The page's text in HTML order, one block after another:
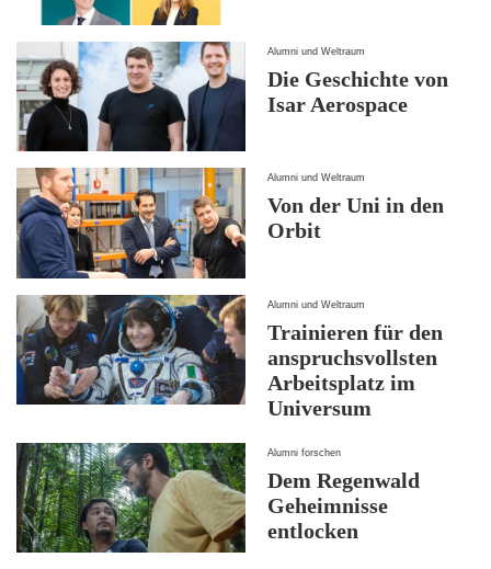
Alumni und Weltraum
Die Geschichte von
Isar Aerospace
Alumni und Weltraum
Von der Uni in den
Orbit
Alumni und Weltraum
Trainieren für den
anspruchsvollsten
Arbeitsplatz im
Universum
Alumni forschen
Dem Regenwald
Geheimnisse
entlocken